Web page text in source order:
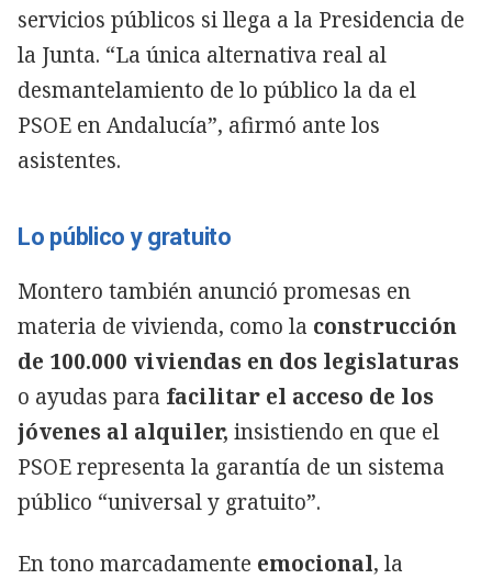
servicios públicos si llega a la Presidencia de
la Junta. “La única alternativa real al
desmantelamiento de lo público la da el
PSOE en Andalucía”, afirmó ante los
asistentes.
Lo público y gratuito
Montero también anunció promesas en
materia de vivienda, como la construcción
de 100.000 viviendas en dos legislaturas
o ayudas para facilitar el acceso de los
jóvenes al alquiler, insistiendo en que el
PSOE representa la garantía de un sistema
público “universal y gratuito”.
En tono marcadamente emocional, la